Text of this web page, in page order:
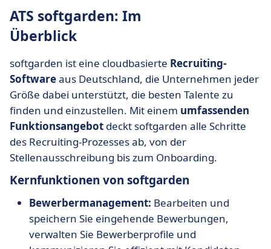
ATS softgarden: Im
Überblick
softgarden ist eine cloudbasierte Recruiting-
Softwareaus Deutschland, die Unternehmen jeder
Größe dabei unterstützt, die besten Talente zu
finden und einzustellen. Mit einem umfassenden
Funktionsangebot deckt softgarden alle Schritte
des Recruiting-Prozesses ab, von der
Stellenausschreibung bis zum Onboarding.
Kernfunktionen von softgarden
Bewerbermanagement: Bearbeiten und
speichern Sie eingehende Bewerbungen,
verwalten Sie Bewerberprofile und